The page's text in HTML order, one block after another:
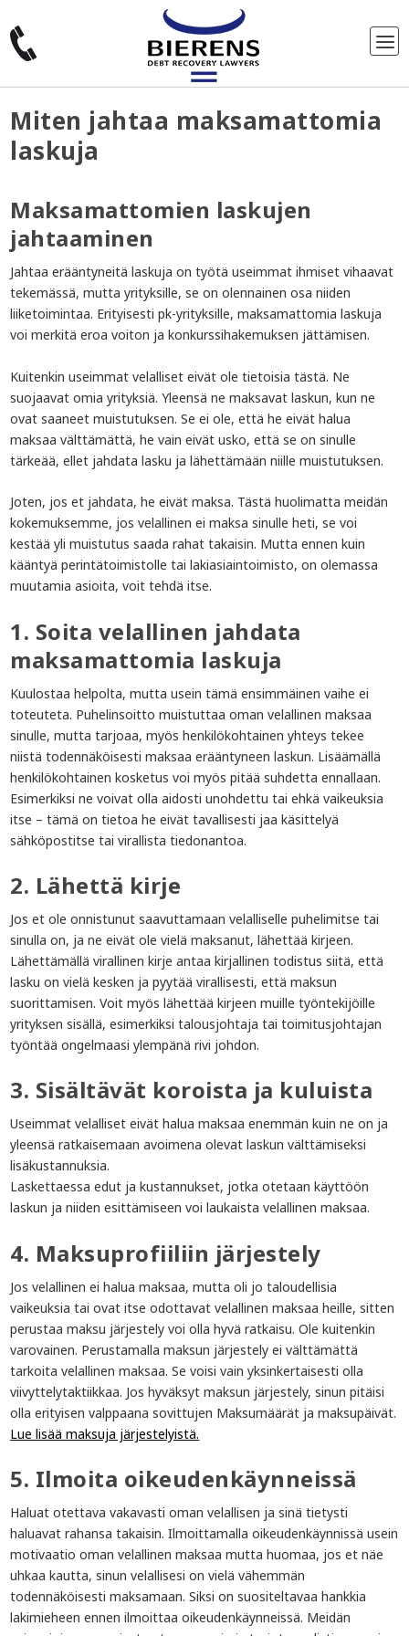
Miten jahtaa maksamattomia
laskuja
Maksamattomien laskujen
jahtaaminen
Jahtaa erääntyneitä laskuja on työtä useimmat ihmiset vihaavat
tekemässä, mutta yrityksille, se on olennainen osa niiden
liiketoimintaa. Erityisesti pk-yrityksille, maksamattomia laskuja
voi merkitä eroa voiton ja konkurssihakemuksen jättämisen.
Kuitenkin useimmat velalliset eivät ole tietoisia tästä. Ne
suojaavat omia yrityksiä. Yleensä ne maksavat laskun, kun ne
ovat saaneet muistutuksen. Se ei ole, että he eivät halua
maksaa välttämättä, he vain eivät usko, että se on sinulle
tärkeää, ellet jahdata lasku ja lähettämään niille muistutuksen.
Joten, jos et jahdata, he eivät maksa. Tästä huolimatta meidän
kokemuksemme, jos velallinen ei maksa sinulle heti, se voi
kestää yli muistutus saada rahat takaisin. Mutta ennen kuin
kääntyä perintätoimistolle tai lakiasiaintoimisto, on olemassa
muutamia asioita, voit tehdä itse.
1. Soita velallinen jahdata
maksamattomia laskuja
Kuulostaa helpolta, mutta usein tämä ensimmäinen vaihe ei
toteuteta. Puhelinsoitto muistuttaa oman velallinen maksaa
sinulle, mutta tarjoaa, myös henkilökohtainen yhteys tekee
niistä todennäköisesti maksaa erääntyneen laskun. Lisäämällä
henkilökohtainen kosketus voi myös pitää suhdetta ennallaan.
Esimerkiksi ne voivat olla aidosti unohdettu tai ehkä vaikeuksia
itse – tämä on tietoa he eivät tavallisesti jaa käsittelyä
sähköpostitse tai virallista tiedonantoa.
2. Lähettä kirje
Jos et ole onnistunut saavuttamaan velalliselle puhelimitse tai
sinulla on, ja ne eivät ole vielä maksanut, lähettää kirjeen.
Lähettämällä virallinen kirje antaa kirjallinen todistus siitä, että
lasku on vielä kesken ja pyytää virallisesti, että maksun
suorittamisen. Voit myös lähettää kirjeen muille työntekijöille
yrityksen sisällä, esimerkiksi talousjohtaja tai toimitusjohtajan
työntää ongelmaasi ylempänä rivi johdon.
3. Sisältävät koroista ja kuluista
Useimmat velalliset eivät halua maksaa enemmän kuin ne on ja
yleensä ratkaisemaan avoimena olevat laskun välttämiseksi
lisäkustannuksia.
Laskettaessa edut ja kustannukset, jotka otetaan käyttöön
laskun ja niiden esittämiseen voi laukaista velallinen maksaa.
4. Maksuprofiiliin järjestely
Jos velallinen ei halua maksaa, mutta oli jo taloudellisia
vaikeuksia tai ovat itse odottavat velallinen maksaa heille, sitten
perustaa maksu järjestely voi olla hyvä ratkaisu. Ole kuitenkin
varovainen. Perustamalla maksun järjestely ei välttämättä
tarkoita velallinen maksaa. Se voisi vain yksinkertaisesti olla
viivyttelytaktiikkaa. Jos hyväksyt maksun järjestely, sinun pitäisi
olla erityisen valppaana sovittujen Maksumäärät ja maksupäivät.
Lue lisää maksuja järjestelyistä.
5. Ilmoita oikeudenkäynneissä
Haluat otettava vakavasti oman velallisen ja sinä tietysti
haluavat rahansa takaisin. Ilmoittamalla oikeudenkäynnissä usein
motivaatio oman velallinen maksaa mutta huomaa, jos et näe
uhkaa kautta, sinun velallisesi on vielä vähemmän
todennäköisesti maksamaan. Siksi on suositeltavaa hankkia
lakimieheen ennen ilmoittaa oikeudenkäynneissä. Meidän